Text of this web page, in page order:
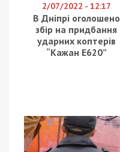
2/07/2022 - 12:17
В Дніпрі оголошено
збір на придбання
ударних коптерів
“Кажан Е620”